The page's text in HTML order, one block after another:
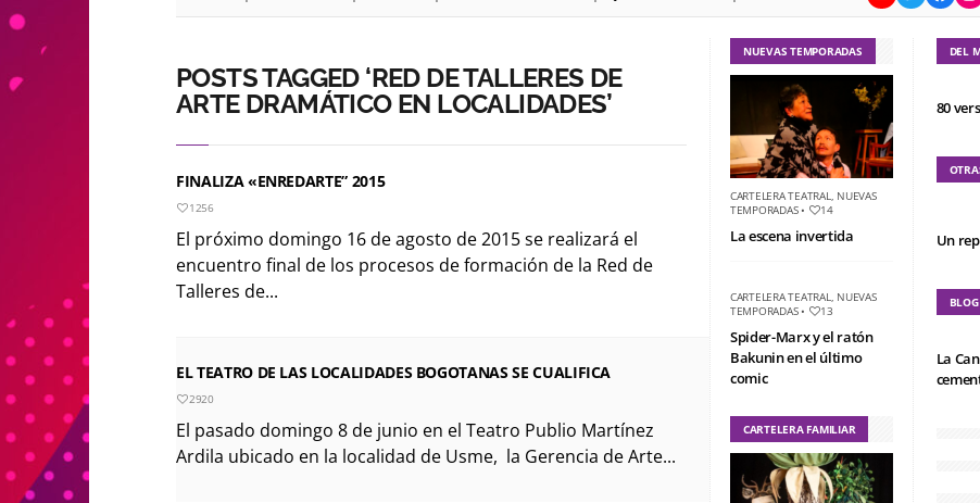
POSTS TAGGED ‘RED DE TALLERES DE
ARTE DRAMÁTICO EN LOCALIDADES’
FINALIZA «ENREDARTE” 2015
1256
El próximo domingo 16 de agosto de 2015 se realizará el
encuentro final de los procesos de formación de la Red de
Talleres de...
EL TEATRO DE LAS LOCALIDADES BOGOTANAS SE CUALIFICA
2920
El pasado domingo 8 de junio en el Teatro Publio Martínez
Ardila ubicado en la localidad de Usme, la Gerencia de Arte...
NUEVAS TEMPORADAS
CARTELERA TEATRAL, NUEVAS
TEMPORADAS• 14
La escena invertida
CARTELERA TEATRAL, NUEVAS
TEMPORADAS• 13
Spider-Marx y el ratón
Bakunin en el último
comic
CARTELERA FAMILIAR
DEL
80
Un
BLOG
La